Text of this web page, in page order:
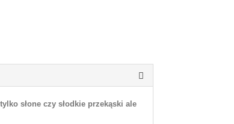
słone czy słodkie przekąski ale